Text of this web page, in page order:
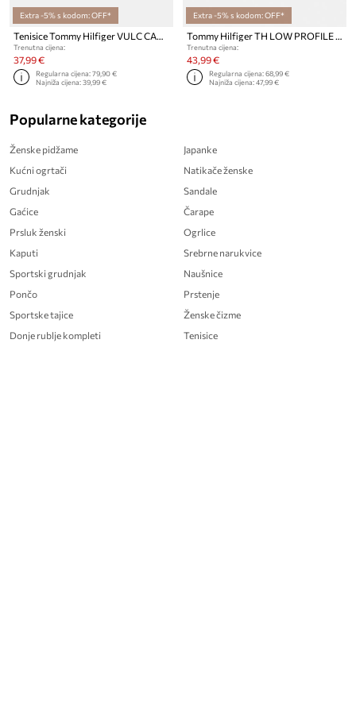
Extra -5% s kodom: OFF*
Tenisice Tommy Hilfiger VULC CANVAS LACE UP SNEAKER
Trenutna cijena:
37,99 €
Regularna cijena:79,90 €
Najniža cijena:39,99 €
Extra -5% s kodom: OFF*
Tommy Hilfiger TH LOW PROFILE SLIP ON tenisice za žene
Trenutna cijena:
43,99 €
Regularna cijena:68,99 €
Najniža cijena:47,99 €
Popularne kategorije
Ženske pidžame
Kućni ogrtači
Grudnjak
Gaćice
Prsluk ženski
Kaputi
Sportski grudnjak
Pončo
Sportske tajice
Donje rublje kompleti
Japanke
Natikače ženske
Sandale
Čarape
Ogrlice
Srebrne narukvice
Naušnice
Prstenje
Ženske čizme
Tenisice